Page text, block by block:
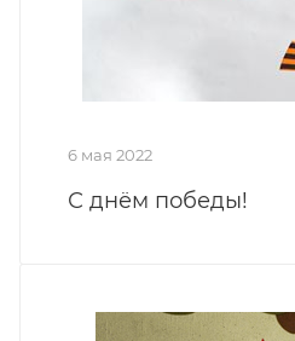
6 мая 2022
С днём победы!